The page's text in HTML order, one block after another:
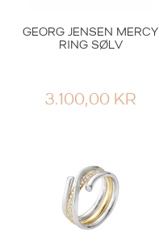
GEORG JENSEN MERCY
RING SØLV
3.100,00 KR